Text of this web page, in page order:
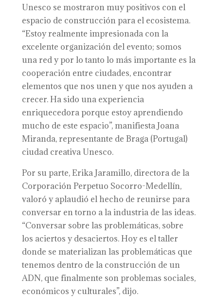
Unesco se mostraron muy positivos con el
espacio de construcción para el ecosistema.
“Estoy realmente impresionada con la
excelente organización del evento; somos
una red y por lo tanto lo más importante es la
cooperación entre ciudades, encontrar
elementos que nos unen y que nos ayuden a
crecer. Ha sido una experiencia
enriquecedora porque estoy aprendiendo
mucho de este espacio”, manifiesta Joana
Miranda, representante de Braga (Portugal)
ciudad creativa Unesco.
Por su parte, Erika Jaramillo, directora de la
Corporación Perpetuo Socorro-Medellín,
valoró y aplaudió el hecho de reunirse para
conversar en torno a la industria de las ideas.
“Conversar sobre las problemáticas, sobre
los aciertos y desaciertos. Hoy es el taller
donde se materializan las problemáticas que
tenemos dentro de la construcción de un
ADN, que finalmente son problemas sociales,
económicos y culturales”, dijo.